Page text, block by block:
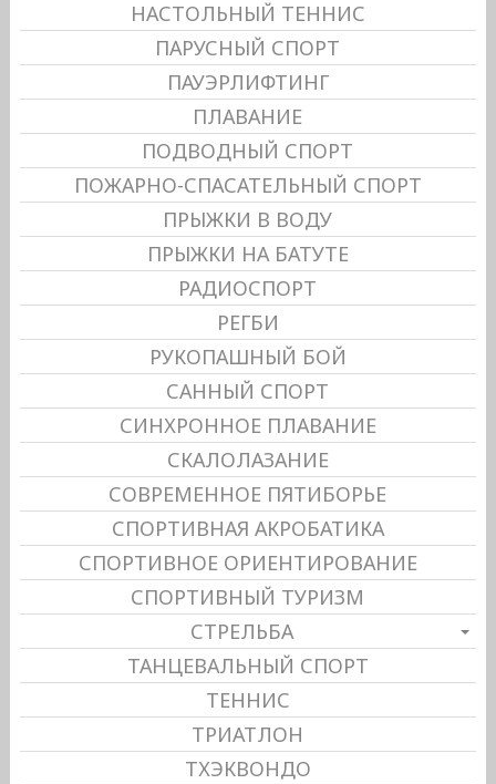
НАСТОЛЬНЫЙ ТЕННИС
ПАРУСНЫЙ СПОРТ
ПАУЭРЛИФТИНГ
ПЛАВАНИЕ
ПОДВОДНЫЙ СПОРТ
ПОЖАРНО-СПАСАТЕЛЬНЫЙ СПОРТ
ПРЫЖКИ В ВОДУ
ПРЫЖКИ НА БАТУТЕ
РАДИОСПОРТ
РЕГБИ
РУКОПАШНЫЙ БОЙ
САННЫЙ СПОРТ
СИНХРОННОЕ ПЛАВАНИЕ
СКАЛОЛАЗАНИЕ
СОВРЕМЕННОЕ ПЯТИБОРЬЕ
СПОРТИВНАЯ АКРОБАТИКА
СПОРТИВНОЕ ОРИЕНТИРОВАНИЕ
СПОРТИВНЫЙ ТУРИЗМ
СТРЕЛЬБА
ТАНЦЕВАЛЬНЫЙ СПОРТ
ТЕННИС
ТРИАТЛОН
ТХЭКВОНДО